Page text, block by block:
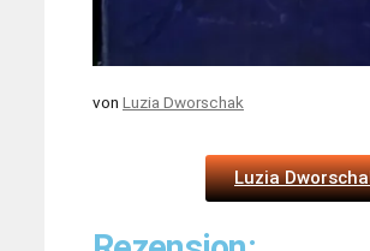
von Luzia Dworschak
Luzia